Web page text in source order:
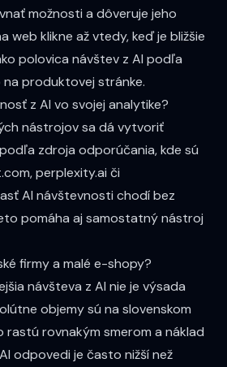
možnosti a dôveruje jeho
web klikne až vtedy, keď je bližšie
polovica návštev z AI podľa
produktovej stránke.
z AI vo svojej analytike?
nástrojov sa dá vytvoriť
zdroja odporúčania, kde sú
perplexity.ai či
AI návštevnosti chodí bez
pomáha aj samostatný nástroj
firmy a malé e-shopy?
návšteva z AI nie je výsada
objemy sú na slovenskom
rastú rovnakým smerom a náklad
odpovedi je často nižší než